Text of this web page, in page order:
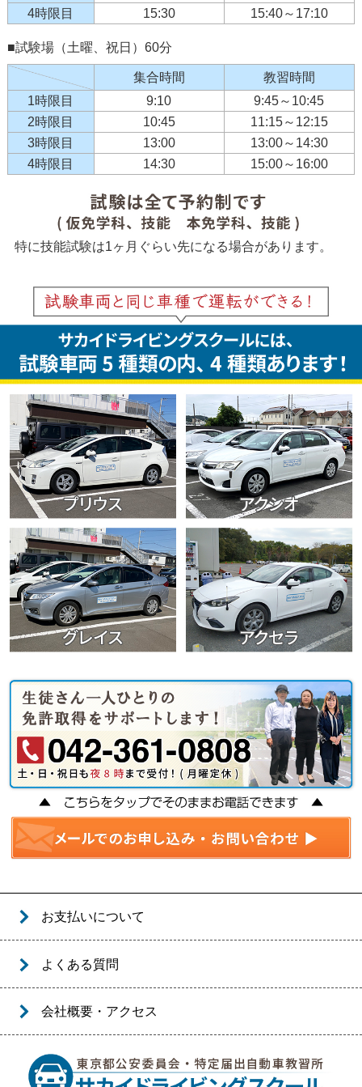
4時限目
15:30 15:40～17:10
■試験場（土曜、祝日）60分
集合時間
教習時間
1時限目
9:10
9:45～10:45
2時限目
10:45
11:15～12:15
3時限目
13:00
13:00～14:30
4時限目
14:30 15:00～16:00
特に技能試験は1ヶ月ぐらい先になる場合があります。
お支払いについて
よくある質問
会社概要・アクセス